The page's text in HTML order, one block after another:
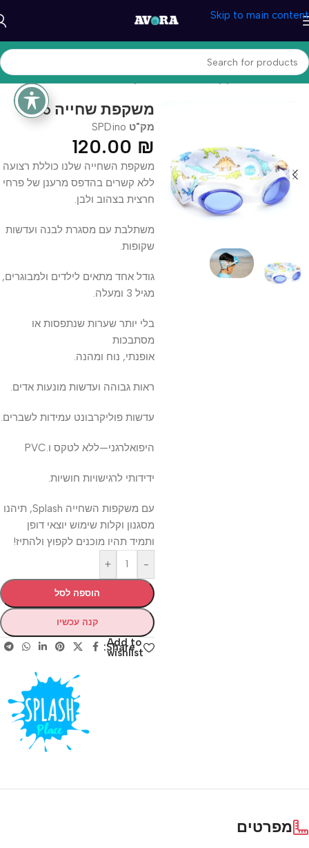
Skip to main content
עמוד הבית/מוצרי קיץ/אביזרי שחייה/משקפת מים
Dino משקפת שחייה
מק"ט SPDino
120.00 ₪
משקפת השחייה שלנו כוללת רצועה
ללא קשרים בהדפס מרענן של פרחי
חרצית בצהוב ולבן.
משתלבת עם מסגרת לבנה ועדשות
שקופות.
גודל אחד מתאים לילדים ולמבוגרים,
מגיל 3 ומעלה.
בלי יותר שערות שנתפסות או
מסתבכות
אופנתי, נוח ומהנה.
ראות גבוהה ועדשות מונעות אדים.
עדשות פוליקרבונט עמידות לשברים.
היפואלרגני—ללא לטקס ו.PVC
ידידותי לרגישויות חושיות.
עם משקפות השחייה Splash, תיהנו
מסגנון וקלות שימוש יוצאי דופן
ותמיד תהיו מוכנים לקפוץ ולהתיז!
-
+
הוספה לסל
קנה עכשיו
Add to
wishlist
Share:
מפרטים